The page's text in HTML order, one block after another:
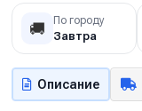
🚚 По городу
Завтра
Описание